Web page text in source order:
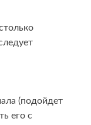
(подойдет
его с